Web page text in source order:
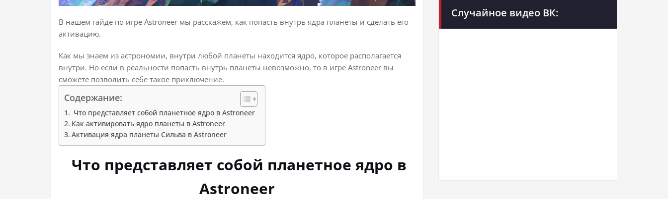
В нашем гайде по игре Astroneer мы расскажем, как попасть внутрь ядра планеты и сделать его
активацию.
Как мы знаем из астрономии, внутри любой планеты находится ядро, которое располагается
внутри. Но если в реальности попасть внутрь планеты невозможно, то в игре Astroneer вы
сможете позволить себе такое приключение.
Содержание:
Что представляет собой планетное ядро в Astroneer
Как активировать ядро планеты в Astroneer
Активация ядра планеты Сильва в Astroneer
Что представляет собой планетное ядро в
Astroneer
Случайное видео ВК: